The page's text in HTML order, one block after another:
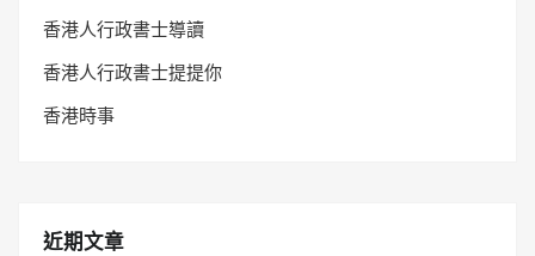
香港人行政書士導讀
香港人行政書士提提你
香港時事
近期文章